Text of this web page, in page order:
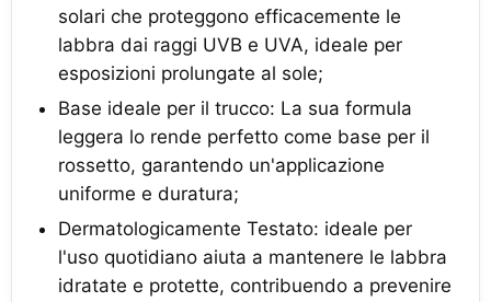
solari che proteggono efficacemente le
labbra dai raggi UVB e UVA, ideale per
esposizioni prolungate al sole;
Base ideale per il trucco: La sua formula
leggera lo rende perfetto come base per il
rossetto, garantendo un'applicazione
uniforme e duratura;
Dermatologicamente Testato: ideale per
l'uso quotidiano aiuta a mantenere le labbra
idratate e protette, contribuendo a prevenire